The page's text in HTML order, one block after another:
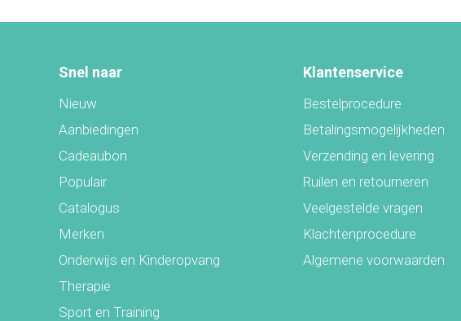
Snel naar
Nieuw
Aanbiedingen
Cadeaubon
Populair
Catalogus
Merken
Onderwijs en Kinderopvang
Therapie
Sport en Training
Klantenservice
Bestelprocedure
Betalingsmogelijkheden
Verzending en levering
Ruilen en retourneren
Veelgestelde vragen
Klachtenprocedure
Algemene voorwaarden